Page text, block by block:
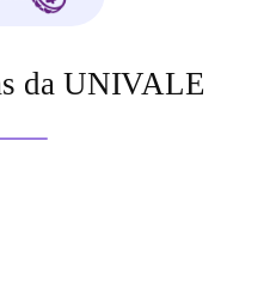
da UNIVALE